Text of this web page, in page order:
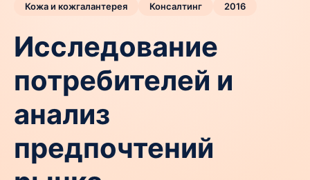
Кожа и кожгалантерея Консалтинг 2016
Исследование
потребителей и
анализ
предпочтений